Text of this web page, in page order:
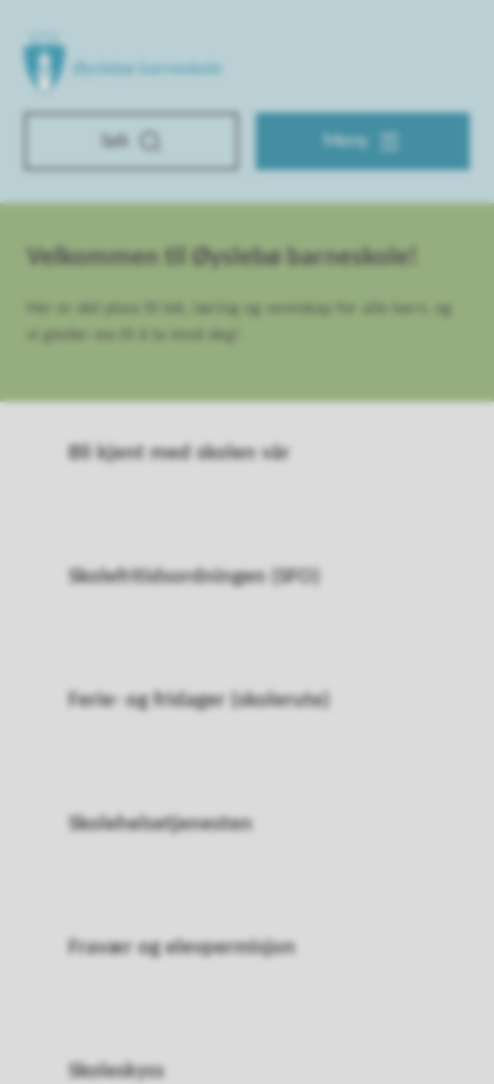
Øyslebø barneskole
Søk Meny
Velkommen til Øyslebø barneskole!
Bli kjent med skolen vår
Skolefritidsordningen (SFO)
Ferie- og fridager (skolerute)
Skolehelsetjenesten
Fravær og elevpermisjon
Skoleskyss